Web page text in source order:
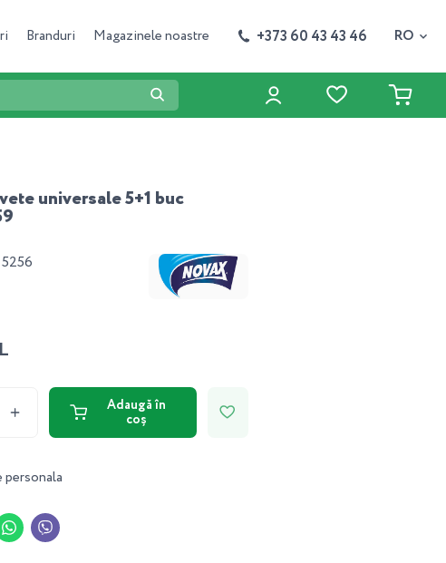
Branduri Magazinele noastre +373 60 43 43 46 RO
universale 5+1 buc
5256
Adaugă în
coș
personala